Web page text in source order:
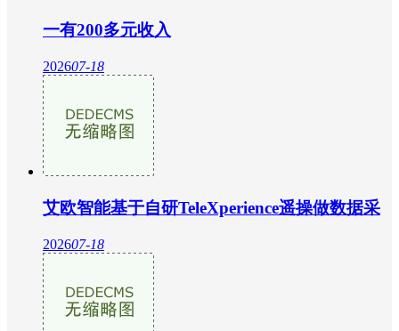
一有200多元收入
202607-18
艾欧智能基于自研TeleXperience遥操做数据采
202607-18